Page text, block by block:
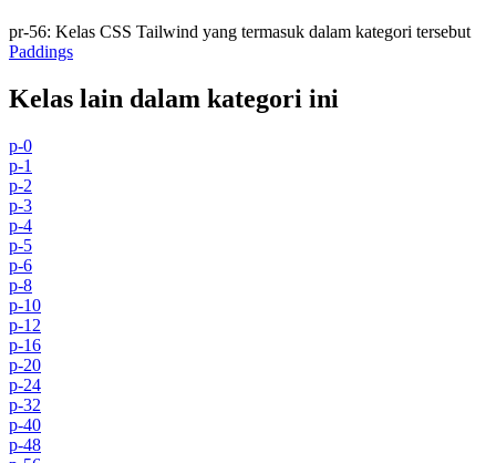
pr-56: Kelas CSS Tailwind yang termasuk dalam kategori tersebut
Paddings
Kelas lain dalam kategori ini
p-0
p-1
p-2
p-3
p-4
p-5
p-6
p-8
p-10
p-12
p-16
p-20
p-24
p-32
p-40
p-48